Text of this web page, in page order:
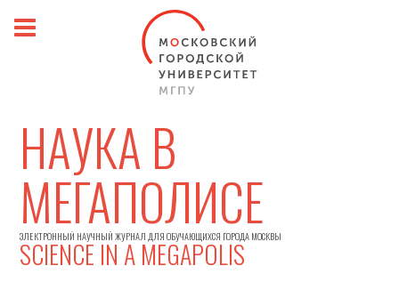
НАУКА В
МЕГАПОЛИСЕ
ЭЛЕКТРОННЫЙ НАУЧНЫЙ ЖУРНАЛ ДЛЯ ОБУЧАЮЩИХСЯ ГОРОДА МОСКВЫ
SCIENCE IN A MEGAPOLIS